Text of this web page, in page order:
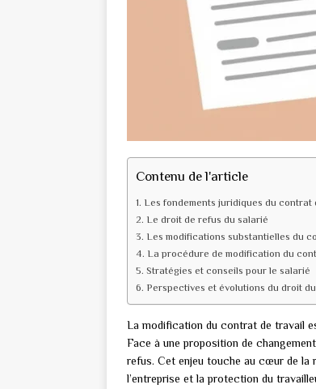
Contenu de l'article
Les fondements juridiques du contrat
Le droit de refus du salarié
Les modifications substantielles du
La procédure de modification du
Stratégies et conseils pour le salarié
Perspectives et évolutions du droit
La modification du contrat de travail
Face à une proposition de
refus. Cet enjeu touche au cœur de la
l’entreprise et la protection du